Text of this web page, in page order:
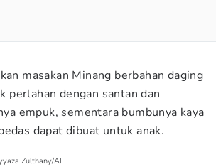
masakan Minang berbahan daging
perlahan dengan santan dan
empuk, sementara bumbunya kaya
dapat dibuat untuk anak.
Zulthany/AI